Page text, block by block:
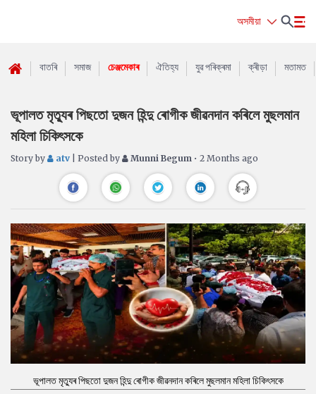
অসমীয়া
বাতৰি সমাজ চেঞ্জমেকাৰ ঐতিহ্য যুৱ পৰিক্ৰমা ক্ৰীড়া মতামত
ভূপালত মৃত্যুৰ পিছতো দুজন হিন্দু ৰোগীক জীৱনদান কৰিলে মুছলমান
মহিলা চিকিৎসকে
Story by atv | Posted by Munni Begum • 2 Months ago
ভূপালত মৃত্যুৰ পিছতো দুজন হিন্দু ৰোগীক জীৱনদান কৰিলে মুছলমান মহিলা চিকিৎসকে